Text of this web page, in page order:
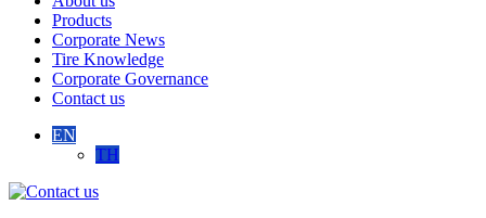
Products
Corporate News
Tire Knowledge
Corporate Governance
Contact us
EN
TH
Contact